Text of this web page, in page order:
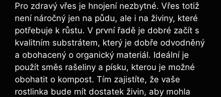
Pro zdravý vřes je hnojení nezbytné. Vřes totiž
není náročný jen na půdu, ale i na živiny, které
potřebuje k růstu. V první řadě je dobré začít s
kvalitním substrátem, který je dobře odvodněný
a obohacený o organický materiál. Ideální je
použít směs rašeliny a písku, kterou je možné
obohatit o kompost. Tím zajistíte, že vaše
rostlinka bude mít dostatek živin, aby mohla